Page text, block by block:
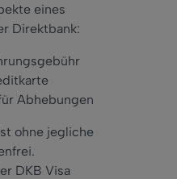
eines
Direktbank:
Abhebungen
ohne jegliche
DKB Visa